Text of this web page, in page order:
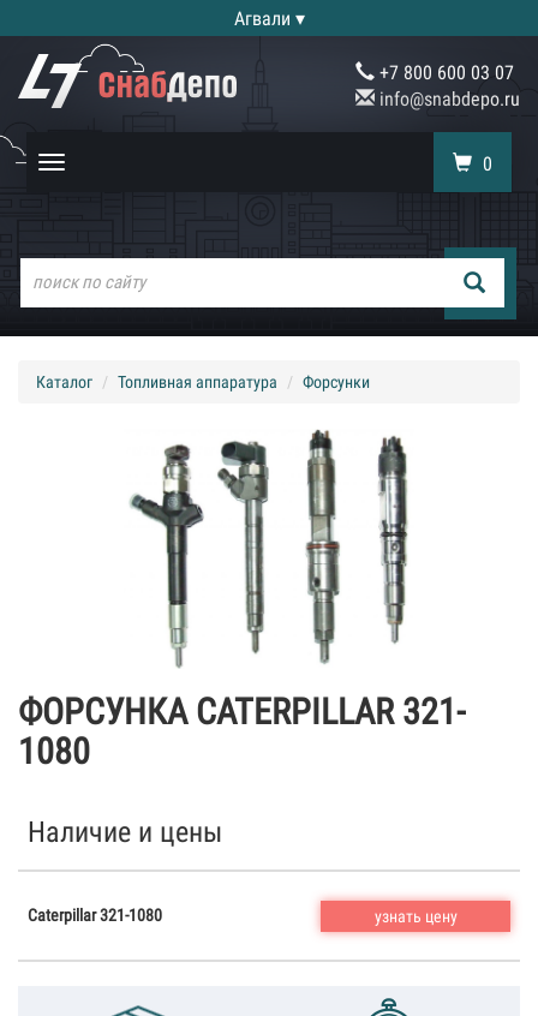
Агвали ▾
+7 800 600 03 07
info@snabdepo.ru
Toggle
0
Каталог Топливная аппаратура Форсунки
ФОРСУНКА CATERPILLAR 321-
1080
Наличие и цены
Caterpillar 321-1080 узнать цену